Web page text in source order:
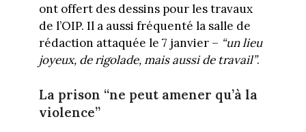
ont offert des dessins pour les travaux
de l’OIP. Il a aussi fréquenté la salle de
rédaction attaquée le 7 janvier – “un lieu
joyeux, de rigolade, mais aussi de travail”.
La prison “ne peut amener qu’à la
violence”